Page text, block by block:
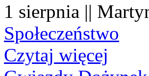
1 sierpnia ||
Społeczeństwo
Czytaj więcej